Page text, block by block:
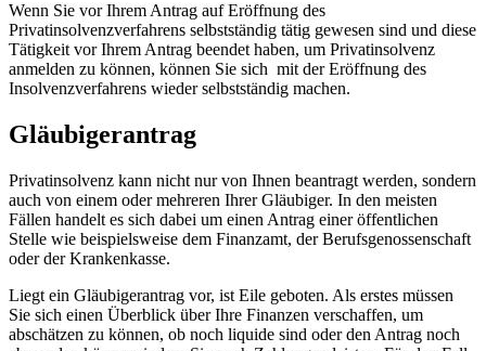
Wenn Sie vor Ihrem Antrag auf Eröffnung des
Privatinsolvenzverfahrens selbstständig tätig gewesen sind und diese
Tätigkeit vor Ihrem Antrag beendet haben, um Privatinsolvenz
anmelden zu können, können Sie sich mit der Eröffnung des
Insolvenzverfahrens wieder selbstständig machen.
Gläubigerantrag
Privatinsolvenz kann nicht nur von Ihnen beantragt werden, sondern
auch von einem oder mehreren Ihrer Gläubiger. In den meisten
Fällen handelt es sich dabei um einen Antrag einer öffentlichen
Stelle wie beispielsweise dem Finanzamt, der Berufsgenossenschaft
oder der Krankenkasse.
Liegt ein Gläubigerantrag vor, ist Eile geboten. Als erstes müssen
Sie sich einen Überblick über Ihre Finanzen verschaffen, um
abschätzen zu können, ob noch liquide sind oder den Antrag noch